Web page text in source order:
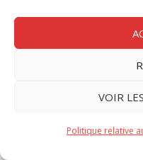
VOIR
Politique relative
Comédie-
41 €)